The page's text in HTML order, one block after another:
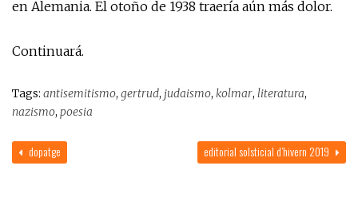
en Alemania. El otoño de 1938 traería aún más dolor.
Continuará.
Tags: antisemitismo, gertrud, judaismo, kolmar, literatura,
nazismo, poesia
editorial solsticial d’hivern 2019
dopatge